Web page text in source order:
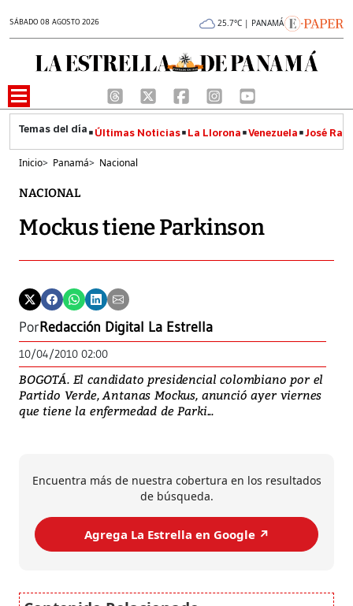
SÁBADO 08 AGOSTO 2026 25.7°C | PANAMÁ
Últimas Noticias La Llorona Venezuela José
Inicio> Panamá> Nacional
NACIONAL
Mockus tiene Parkinson
PorRedacción Digital La Estrella
10/04/2010 02:00
BOGOTÁ. El candidato presidencial colombiano por el
Partido Verde, Antanas Mockus, anunció ayer viernes
que tiene la enfermedad de Parki...
Encuentra más de nuestra cobertura en los resultados
de búsqueda.
Agrega La Estrella en Google ↗️